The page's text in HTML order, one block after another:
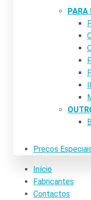
Preços
Início
Fabricantes
Contactos